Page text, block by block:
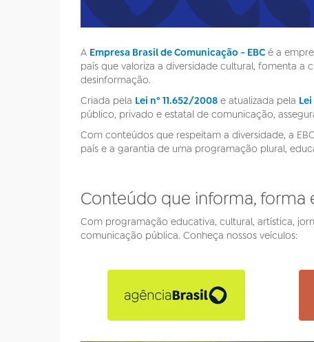
A Empresa Brasil de Comunicação - EBC é a
país que valoriza a diversidade cultural, fomenta
desinformação.
Criada pela Lei nº 11.652/2008 e atualizada pela Lei
público, privado e estatal de comunicação,
Com conteúdos que respeitam a diversidade, a
país e a garantia de uma programação plural,
Conteúdo que informa, forma
Com programação educativa, cultural, artística,
comunicação pública. Conheça nossos veículos: